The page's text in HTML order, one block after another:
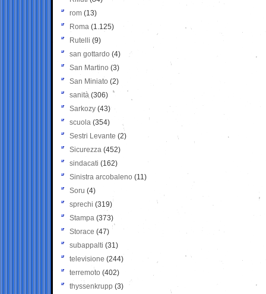
rom (13)
Roma (1.125)
Rutelli (9)
san gottardo (4)
San Martino (3)
San Miniato (2)
sanità (306)
Sarkozy (43)
scuola (354)
Sestri Levante (2)
Sicurezza (452)
sindacati (162)
Sinistra arcobaleno (11)
Soru (4)
sprechi (319)
Stampa (373)
Storace (47)
subappalti (31)
televisione(244)
terremoto (402)
thyssenkrupp (3)